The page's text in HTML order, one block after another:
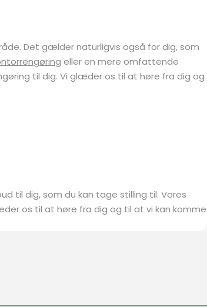
Det gælder naturligvis også for dig, som
eller en mere omfattende
til dig. Vi glæder os til at høre fra dig og
til dig, som du kan tage stilling til. Vores
os til at høre fra dig og til at vi kan komme